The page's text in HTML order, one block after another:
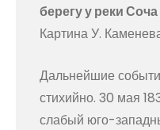
берегу у реки
Картина У.
Дальнейшие
стихийно. 30 мая
слабый юго-